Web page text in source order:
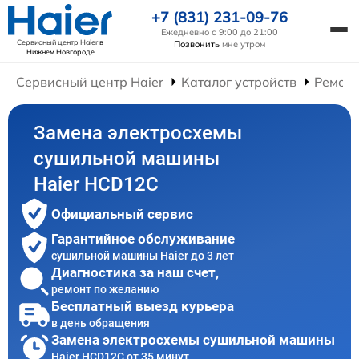
Сервисный центр Haierв
Нижнем Новгороде
+7 (831) 231-09-76
Ежедневно с 9:00 до 21:00
Позвонить мне утром
Сервисный центр Haier Каталог устройств
Замена электросхемы
сушильной машины
Haier HCD12C
Официальный сервис
Гарантийное обслуживание
сушильной машины Haier до 3 лет
Диагностика за наш счет,
ремонт по желанию
Бесплатный выезд курьера
в день обращения
Замена электросхемы сушильной машины